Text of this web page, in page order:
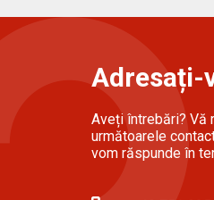
Adresați-
Aveți întrebări? Vă
următoarele
vom răspunde în